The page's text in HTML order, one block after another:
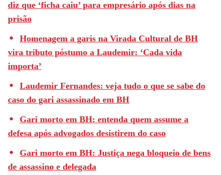
diz que ‘ficha caiu’ para empresário após dias na
prisão
Homenagem a garis na Virada Cultural de BH
vira tributo póstumo a Laudemir: ‘Cada vida
importa’
Laudemir Fernandes: veja tudo o que se sabe do
caso do gari assassinado em BH
Gari morto em BH: entenda quem assume a
defesa após advogados desistirem do caso
Gari morto em BH: Justiça nega bloqueio de bens
de assassino e delegada